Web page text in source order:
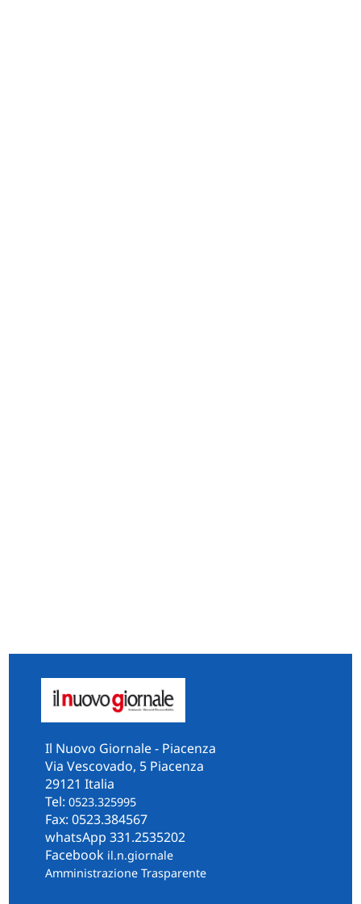
Il Nuovo Giornale - Piacenza
Via Vescovado, 5 Piacenza
29121 Italia
Tel: 0523.325995
Fax: 0523.384567
whatsApp 331.2535202
Facebook il.n.giornale
Amministrazione Trasparente